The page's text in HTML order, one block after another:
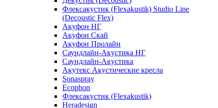
Флексакустик (Flexakustik) Studio Line
(Decoustic Flex)
Акуфон НГ
Акуфон Скай
Акуфон Пролайн
Саундлайн-Акустика НГ
Саундлайн-Акустика
Акутекс Акустические кресла
Sonaspray
Ecophon
Флексакустик (Flexakustik)
Heradesign